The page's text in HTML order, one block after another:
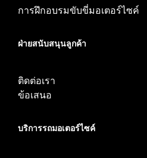
การฝึกอบรมขับขี่มอเตอร์ไซค์
ฝ่ายสนับสนุนลูกค้า
ติดต่อเรา
ข้อเสนอ
บริการรถมอเตอร์ไซค์​